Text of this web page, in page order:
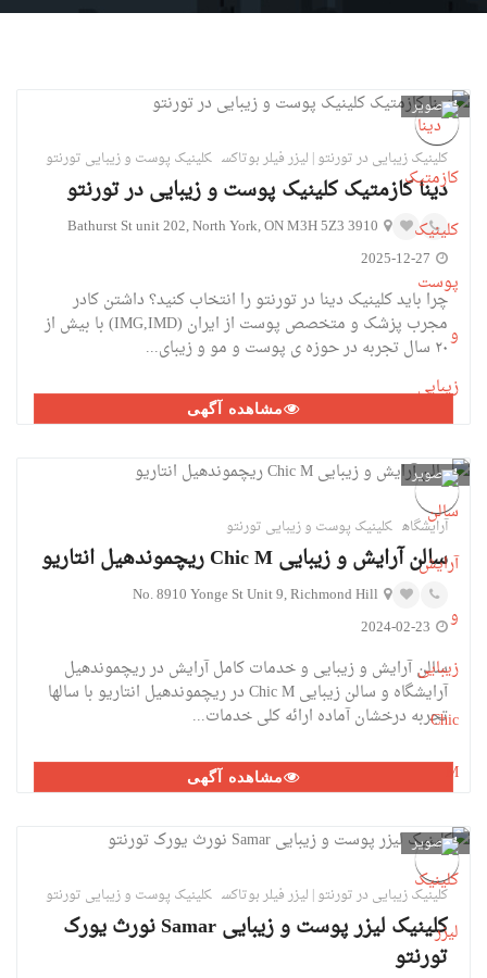
1تصویر
کلینیک زیبایی در تورنتو | لیزر فیلر بوتاکس کلینیک پوست و زیبایی تورنتو
دینا کازمتیک کلینیک پوست و زیبایی در تورنتو
3910 Bathurst St unit 202, North York, ON M3H 5Z3
2025-12-27
چرا باید کلینیک دینا در تورنتو را انتخاب کنید؟ داشتن کادر
مجرب پزشک و متخصص پوست از ایران (IMG,IMD) با بیش از
۲۰ سال تجربه در حوزه ی پوست و مو و زیبای...
مشاهده آگهی
1تصویر
آرایشگاه کلینیک پوست و زیبایی تورنتو
سالن آرایش و زیبایی Chic M ریچموندهیل انتاریو
No. 8910 Yonge St Unit 9, Richmond Hill
2024-02-23
سالن آرایش و زیبایی و خدمات کامل آرایش در ریچموندهیل
آرایشگاه و سالن زیبایی Chic M در ریچموندهیل انتاریو با سالها
تجربه درخشان آماده ارائه کلی خدمات...
مشاهده آگهی
1تصویر
کلینیک زیبایی در تورنتو | لیزر فیلر بوتاکس کلینیک پوست و زیبایی تورنتو
کلینیک لیزر پوست و زیبایی Samar نورث یورک
تورنتو